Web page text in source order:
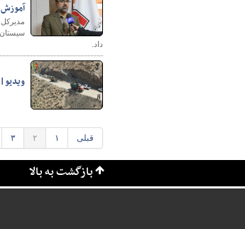
آموزش ایمنی به بیش
داد.
قبلی ۱ ۲ ۳
بازگشت به بالا